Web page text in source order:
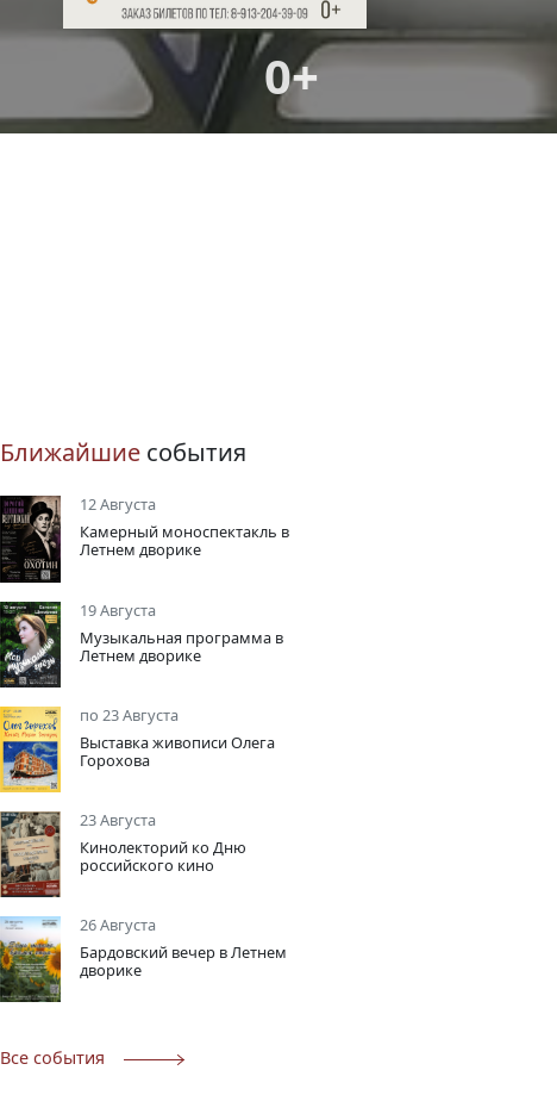
0+
Ближайшие события
12 Августа
Камерный моноспектакль в
Летнем дворике
19 Августа
Музыкальная программа в
Летнем дворике
по 23 Августа
Выставка живописи Олега
Горохова
23 Августа
Кинолекторий ко Дню
российского кино
26 Августа
Бардовский вечер в Летнем
дворике
Все события